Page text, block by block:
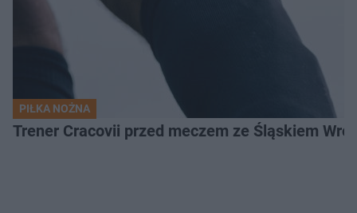
PIŁKA NOŻNA
Trener Cracovii przed meczem ze Śląskiem